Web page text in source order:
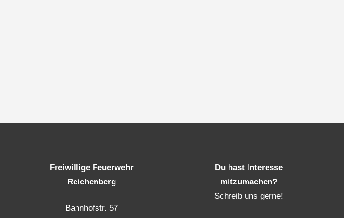
Freiwillige Feuerwehr
Reichenberg
Bahnhofstr. 57
Du hast Interesse
mitzumachen?
Schreib uns gerne!